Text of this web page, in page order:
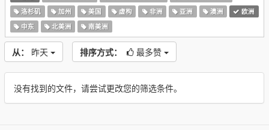
洛杉矶
加州 美国 虚构 非洲 亚洲 澳洲
欧洲
中东
北美洲 南美洲
从： 昨天 排序方式： 最多赞
没有找到的文件，请尝试更改您的筛选条件。